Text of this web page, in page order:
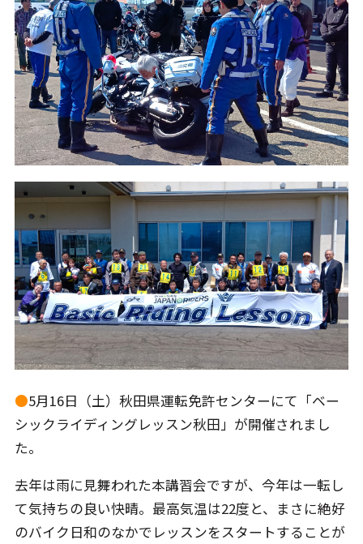
●5月16日（土）秋田県運転免許センターにて「ベー
シックライディングレッスン秋田」が開催されまし
た。
去年は雨に見舞われた本講習会ですが、今年は一転し
て気持ちの良い快晴。最高気温は22度と、まさに絶好
のバイク日和のなかでレッスンをスタートすることが